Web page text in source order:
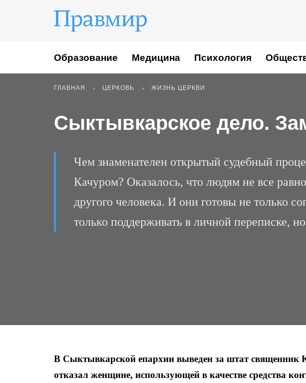
Образование Медицина Психология
ГЛАВНАЯ ЦЕРКОВЬ ЖИЗНЬ ЦЕРКВИ
Сыктывкарское дело.
Чем знаменателен открытый судебный
Качуром? Оказалось, что людям не все
другого человека. И они готовы не только
только поддерживать в личной переписке,
В Сыктывкарской епархии выведен за штат священник
отказал женщине, использующей в качестве средства